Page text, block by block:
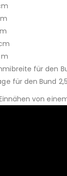
für den
für den Bund
von